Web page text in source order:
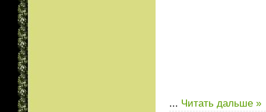
... Читать дальше »